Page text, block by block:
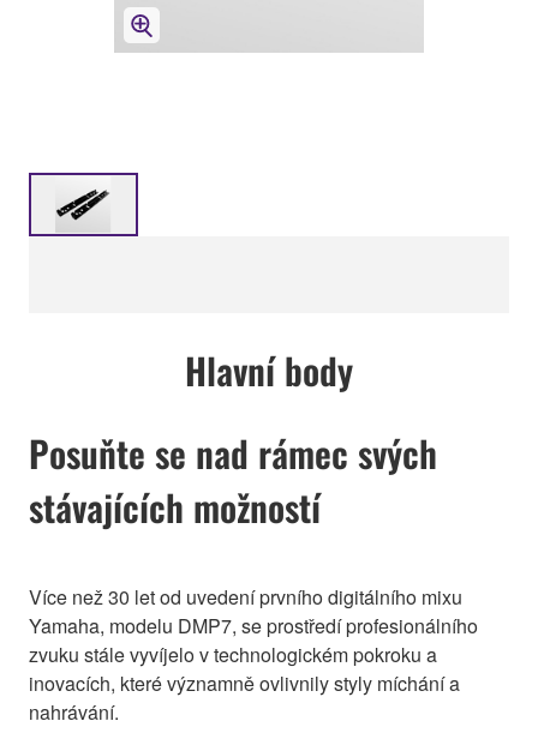
Hlavní body
Posuňte se nad rámec svých
stávajících možností
Více než 30 let od uvedení prvního digitálního mixu
Yamaha, modelu DMP7, se prostředí profesionálního
zvuku stále vyvíjelo v technologickém pokroku a
inovacích, které významně ovlivnily styly míchání a
nahrávání.